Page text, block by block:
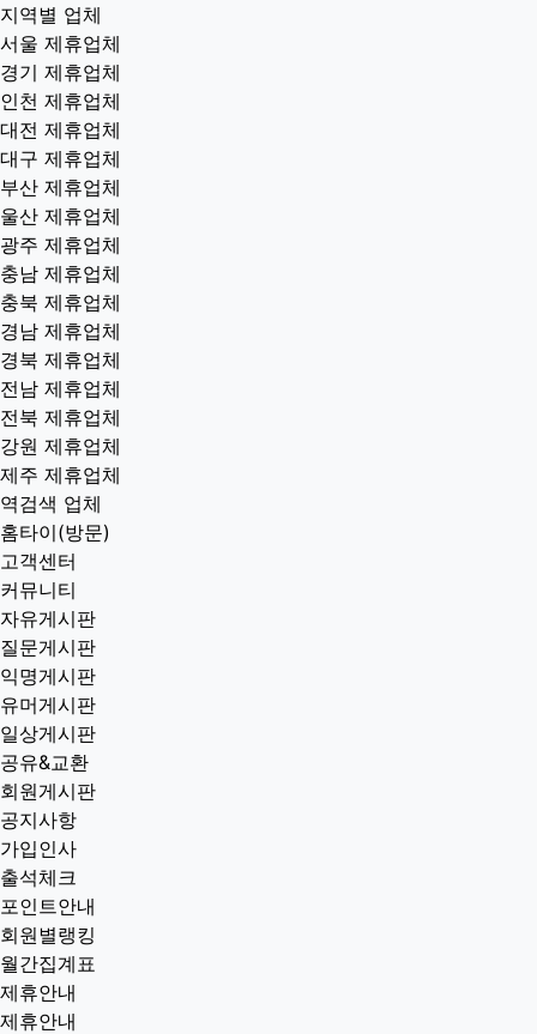
지역별 업체
서울 제휴업체
경기 제휴업체
인천 제휴업체
대전 제휴업체
대구 제휴업체
부산 제휴업체
울산 제휴업체
광주 제휴업체
충남 제휴업체
충북 제휴업체
경남 제휴업체
경북 제휴업체
전남 제휴업체
전북 제휴업체
강원 제휴업체
제주 제휴업체
역검색 업체
홈타이(방문)
고객센터
커뮤니티
자유게시판
질문게시판
익명게시판
유머게시판
일상게시판
공유&교환
회원게시판
공지사항
가입인사
출석체크
포인트안내
회원별랭킹
월간집계표
제휴안내
제휴안내